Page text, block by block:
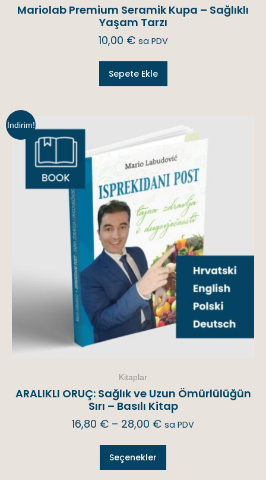
Mariolab Premium Seramik Kupa – Sağlıklı
Yaşam Tarzı
10,00 € sa PDV
Sepete Ekle
İndirim!
Kitaplar
ARALIKLI ORUÇ: Sağlık ve Uzun Ömürlülüğün
Sırı – Basılı Kitap
16,80 € – 28,00 € sa PDV
Seçenekler